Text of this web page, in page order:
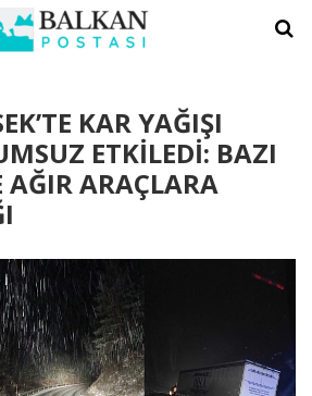
KAR YAĞIŞI
ETKİLEDİ: BAZI
AĞIR ARAÇLARA